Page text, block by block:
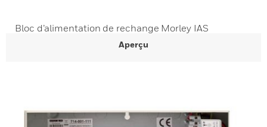
Bloc d’alimentation de rechange Morley IAS
Aperçu